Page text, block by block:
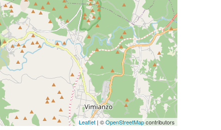
Leaflet | ©OpenStreetMapcontributors